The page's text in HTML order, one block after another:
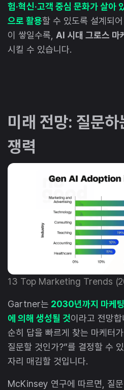
험·혁신·고객 중심 문화가 살아
으로 활용할 수 있도록 설계되
이 쌓일수록, AI 시대 그로스 마
시킬 수 있습니다.
미래 전망: 질문
쟁력
13 Top Marketing Trends
Gartner는 2030년까지 마케
에 의해 생성될 것이라고 전망
순히 답을 빠르게 찾는 마케터
질문할 것인가?”를 결정할 수
자리 매김할 것입니다.
McKinsey 연구에 따르면, 질